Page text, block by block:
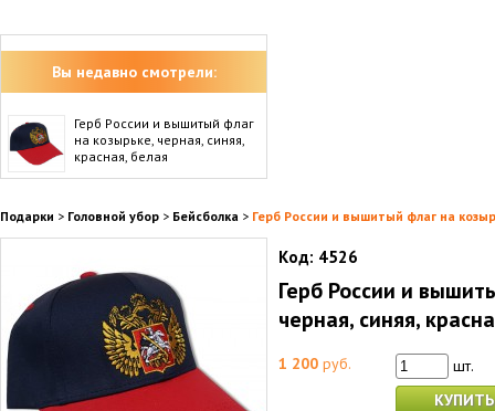
Вы недавно смотрели:
Герб России и вышитый флаг
на козырьке, черная, синяя,
красная, белая
Подарки > Головной убор > Бейсболка > Герб России и вышитый флаг на
Код: 4526
Герб России и
черная, синяя,
1 200 руб.
шт.